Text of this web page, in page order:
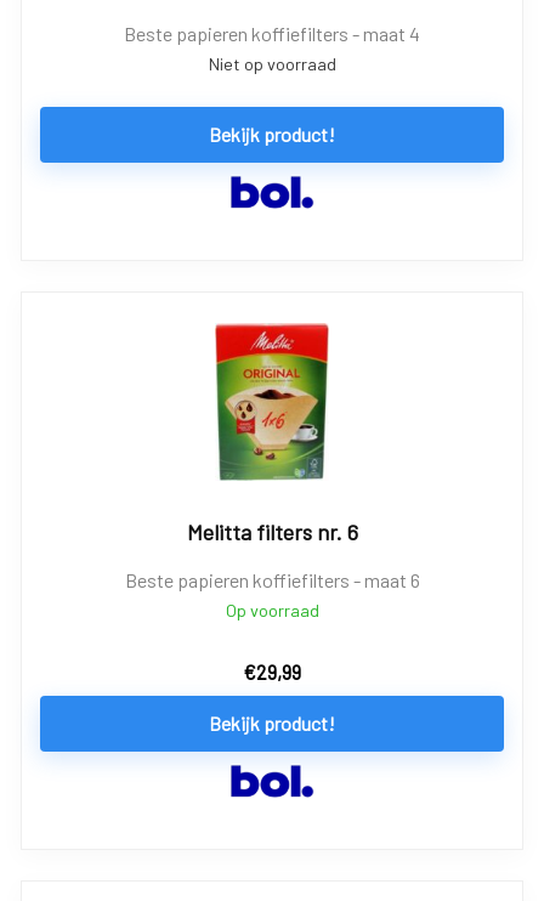
Beste papieren koffiefilters - maat 4
Niet op voorraad
Bekijk product!
Melitta filters nr. 6
Beste papieren koffiefilters - maat 6
Op voorraad
€29,99
Bekijk product!